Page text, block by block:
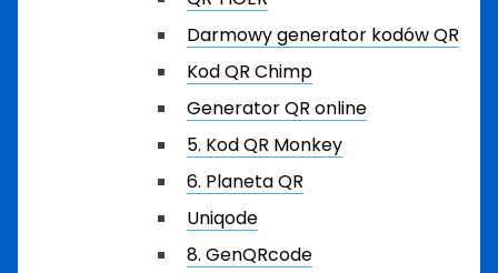
Darmowy generator kodów QR
Kod QR Chimp
Generator QR online
5. Kod QR Monkey
6. Planeta QR
Uniqode
8. GenQRcode